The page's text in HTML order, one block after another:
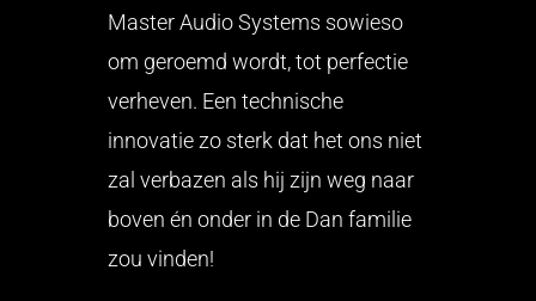
Master Audio Systems sowieso
om geroemd wordt, tot perfectie
verheven. Een technische
innovatie zo sterk dat het ons niet
zal verbazen als hij zijn weg naar
boven én onder in de Dan familie
zou vinden!